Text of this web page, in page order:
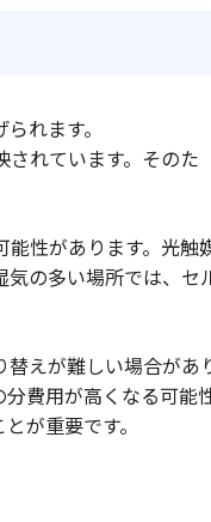
れます。
れています。そのた
性があります。光触
の多い場所では、セ
えが難しい場合があ
費用が高くなる可能
が重要です。